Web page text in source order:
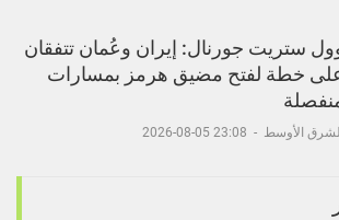
ستريت جورنال: إيران وعُمان تتفقان
خطة لفتح مضيق هرمز بمسارات
الأوسط -
23:08 05-08-2026